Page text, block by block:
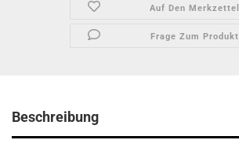
Auf Den Merkzettel
Frage Zum Produkt
Beschreibung